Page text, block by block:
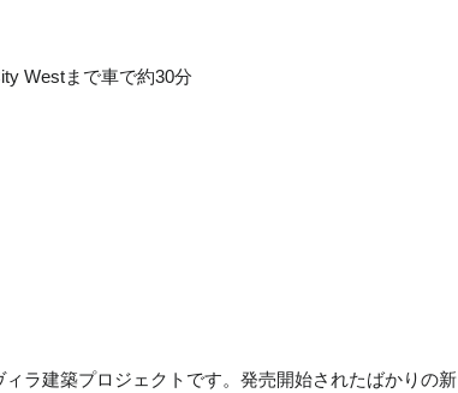
Westまで車で約30分
ラ建築プロジェクトです。発売開始されたばかりの新